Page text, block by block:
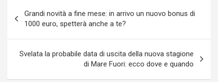
articoli
Grandi novità a fine mese: in arrivo un nuovo bonus di
1000 euro, spetterà anche a te?
Svelata la probabile data di uscita della nuova stagione
di Mare Fuori: ecco dove e quando